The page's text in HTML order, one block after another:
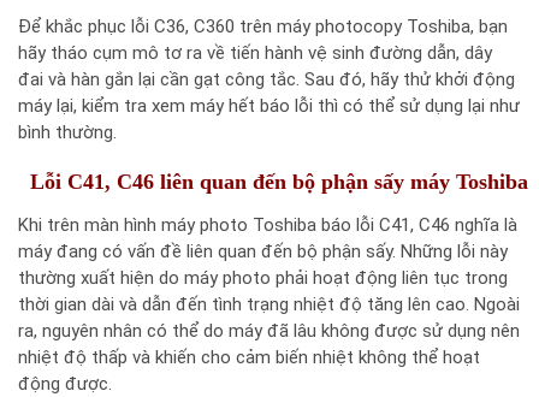
Để khắc phục lỗi C36, C360 trên máy photocopy Toshiba, bạn
hãy tháo cụm mô tơ ra về tiến hành vệ sinh đường dẫn, dây
đai và hàn gắn lại cần gạt công tắc. Sau đó, hãy thử khởi động
máy lại, kiểm tra xem máy hết báo lỗi thì có thể sử dụng lại như
bình thường.
Lỗi C41, C46 liên quan đến bộ phận sấy máy Toshiba
Khi trên màn hình máy photo Toshiba báo lỗi C41, C46 nghĩa là
máy đang có vấn đề liên quan đến bộ phận sấy. Những lỗi này
thường xuất hiện do máy photo phải hoạt động liên tục trong
thời gian dài và dẫn đến tình trạng nhiệt độ tăng lên cao. Ngoài
ra, nguyên nhân có thể do máy đã lâu không được sử dụng nên
nhiệt độ thấp và khiến cho cảm biến nhiệt không thể hoạt
động được.